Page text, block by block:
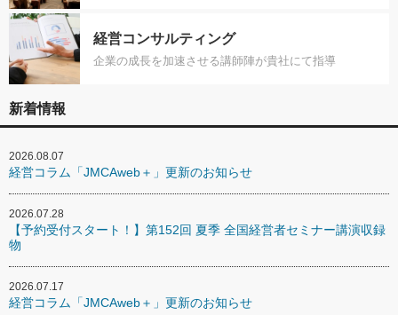
経営コンサルティング
企業の成長を加速させる講師陣が貴社にて指導
新着情報
2026.08.07
経営コラム「JMCAweb＋」更新のお知らせ
2026.07.28
【予約受付スタート！】第152回 夏季 全国経営者セミナー講演収録
物
2026.07.17
経営コラム「JMCAweb＋」更新のお知らせ